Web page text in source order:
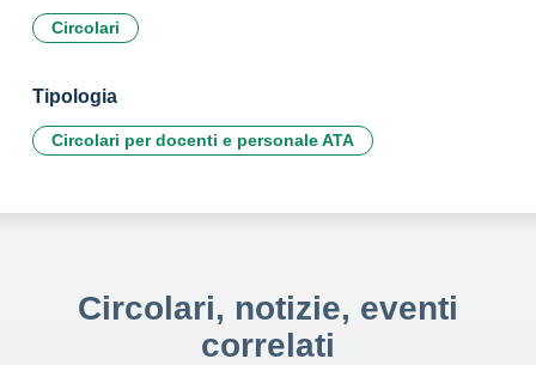
Circolari
Tipologia
Circolari per docenti e personale ATA
Circolari, notizie, eventi
correlati